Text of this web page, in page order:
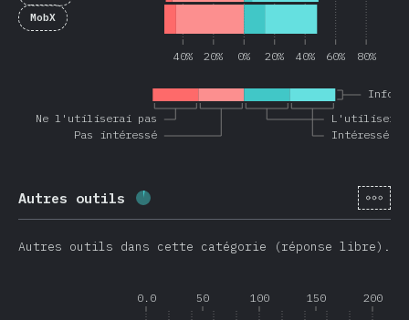
Ne l'utiliserai pas
Pas intéressé
L'utiliserai
Intéressé
40% 20% 0% 20% 40% 60% 80%
MobX
Autres outils Progression: [fr-
Autres outils dans cette catégorie (réponse libre).
0.0 50 100 150 200